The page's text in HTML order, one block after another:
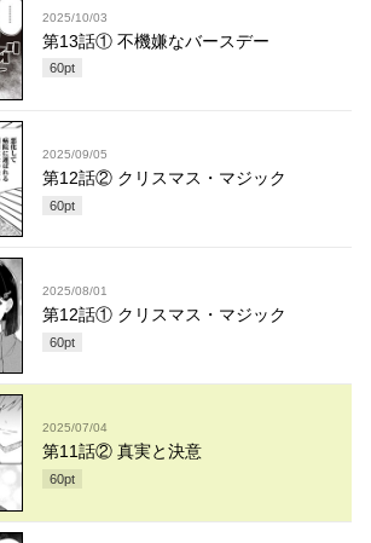
2025/10/03
第13話① 不機嫌なバースデー
60pt
2025/09/05
第12話② クリスマス・マジック
60pt
2025/08/01
第12話① クリスマス・マジック
60pt
2025/07/04
第11話② 真実と決意
60pt